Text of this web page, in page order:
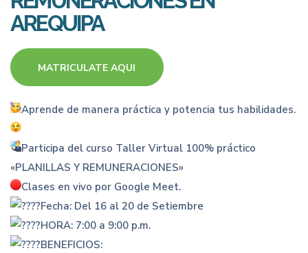
AREQUIPA
MATRICULATE AQUI
Aprende de manera práctica y potencia tus habilidades.
Participa del curso Taller Virtual 100% práctico
«PLANILLAS Y REMUNERACIONES»
Clases en vivo por Google Meet.
Fecha: Del 16 al 20 de Setiembre
HORA: 7:00 a 9:00 p.m.
BENEFICIOS: